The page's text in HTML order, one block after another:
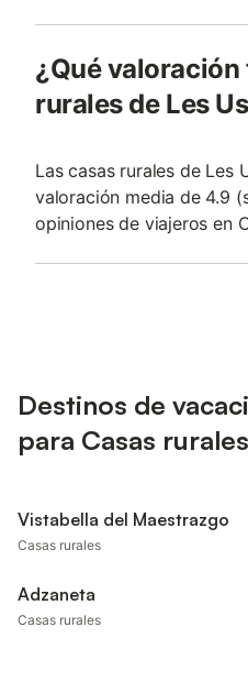
¿Qué valoración
rurales de Les
Las casas rurales de Les
valoración media de 4.9
opiniones de viajeros en
Destinos de
para Casas rurales
Vistabella del Maestrazgo
Casas rurales
Adzaneta
Casas rurales